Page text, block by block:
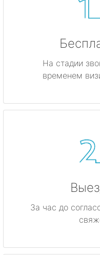
На стадии
временем
За час до